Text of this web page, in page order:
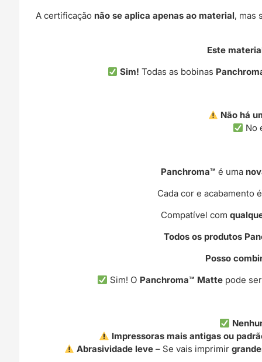
A certificação não se aplica apenas ao material, mas
Este
Sim! Todas as bobinas
Não há
No
Panchroma™ é uma
Cada cor e acabamento
Compatível com
Todos os produtos
Posso
Sim! O Panchroma™ Mattepode
Impressoras mais antigas ou
Abrasividade leve – Se vais imprimir